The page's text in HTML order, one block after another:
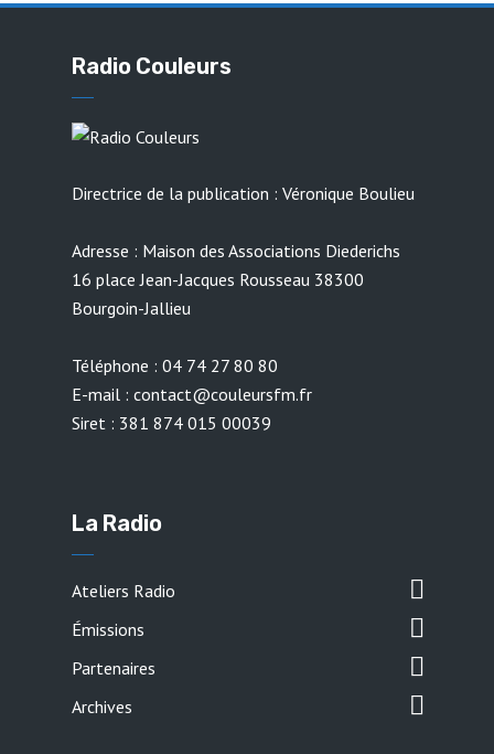
Radio Couleurs
Directrice de la publication : Véronique Boulieu
Adresse : Maison des Associations Diederichs
16 place Jean-Jacques Rousseau 38300
Bourgoin-Jallieu
Téléphone : 04 74 27 80 80
E-mail : contact@couleursfm.fr
Siret : 381 874 015 00039
La Radio
Ateliers Radio
Émissions
Partenaires
Archives